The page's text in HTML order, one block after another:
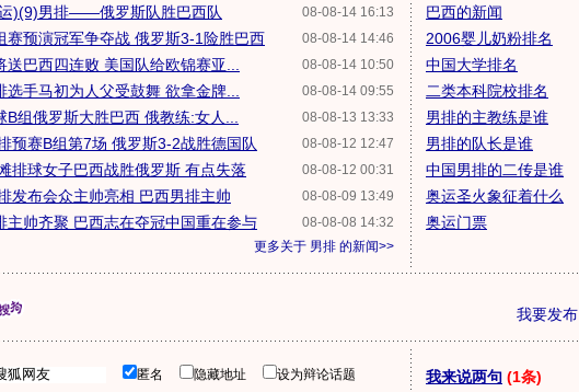
08-08-14 16:13
)(9)男排——俄罗斯队胜巴西队
08-08-14 14:46
赛预演冠军争夺战 俄罗斯3-1险胜巴西
08-08-14 10:50
送巴西四连败 美国队给欧锦赛亚...
08-08-14 09:55
选手马初为人父受鼓舞 欲拿金牌...
08-08-13 13:33
B组俄罗斯大胜巴西 俄教练:女人...
08-08-12 12:47
预赛B组第7场 俄罗斯3-2战胜德国队
08-08-12 00:31
排球女子巴西战胜俄罗斯 有点失落
08-08-09 13:49
发布会众主帅亮相 巴西男排主帅
08-08-08 14:32
主帅齐聚 巴西志在夺冠中国重在参与
更多关于 男排 的新闻>>
巴西的新闻
2006婴儿奶粉排名
中国大学排名
二类本科院校排名
男排的主教练是谁
男排的队长是谁
中国男排的二传是谁
奥运圣火象征着什么
奥运门票
我要发布
匿名 隐藏地址
设为辩论话题
我来说两句 (1条)